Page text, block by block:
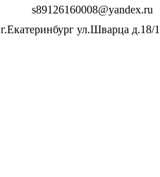
s89126160008@yandex.ru
г.Екатеринбург ул.Шварца д.18/1